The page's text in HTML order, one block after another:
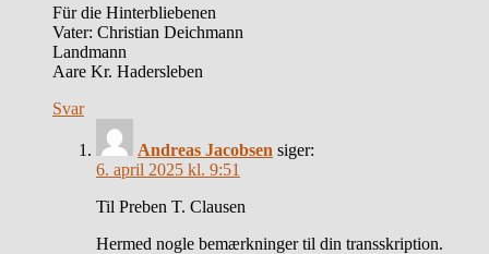
Für die Hinterbliebenen
Vater: Christian Deichmann
Landmann
Aare Kr. Hadersleben
Svar
Andreas Jacobsen siger:
6. april 2025 kl. 9:51
Til Preben T. Clausen
Hermed nogle bemærkninger til din transskription.